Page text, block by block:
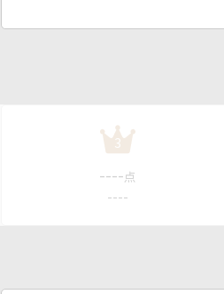
3
---- 点
----